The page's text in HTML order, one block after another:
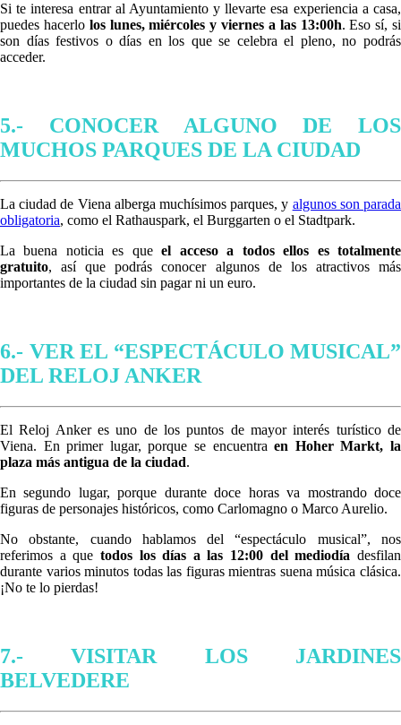
Si te interesa entrar al Ayuntamiento y llevarte esa experiencia a casa,
puedes hacerlo los lunes, miércoles y viernes a las 13:00h. Eso sí, si
son días festivos o días en los que se celebra el pleno, no podrás
acceder.
5.- CONOCER ALGUNO DE LOS
MUCHOS PARQUES DE LA CIUDAD
La ciudad de Viena alberga muchísimos parques, y algunos son parada
obligatoria, como el Rathauspark, el Burggarten o el Stadtpark.
La buena noticia es queel acceso a todos ellos es totalmente
gratuito, así que podrás conocer algunos de los atractivos más
importantes de la ciudad sin pagar ni un euro.
6.- VER EL “ESPECTÁCULO MUSICAL”
DEL RELOJ ANKER
El Reloj Anker es uno de los puntos de mayor interés turístico de
Viena. En primer lugar, porque se encuentraen Hoher Markt, la
plaza más antigua de la ciudad.
En segundo lugar, porque durante doce horas va mostrando doce
figuras de personajes históricos, como Carlomagno o Marco Aurelio.
No obstante, cuando hablamos del “espectáculo musical”, nos
referimos a que todos los días a las 12:00 del mediodía desfilan
durante varios minutos todas las figuras mientras suena música clásica.
¡No te lo pierdas!
7.- VISITAR LOS JARDINES
BELVEDERE